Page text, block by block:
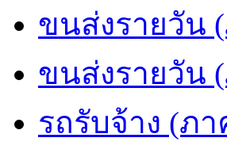
ขนส่งรายวัน
ขนส่งรายวัน
รถรับจ้าง (ภ